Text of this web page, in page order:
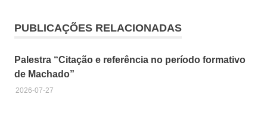
PUBLICAÇÕES RELACIONADAS
Palestra “Citação e referência no período formativo
de Machado”
2026-07-27